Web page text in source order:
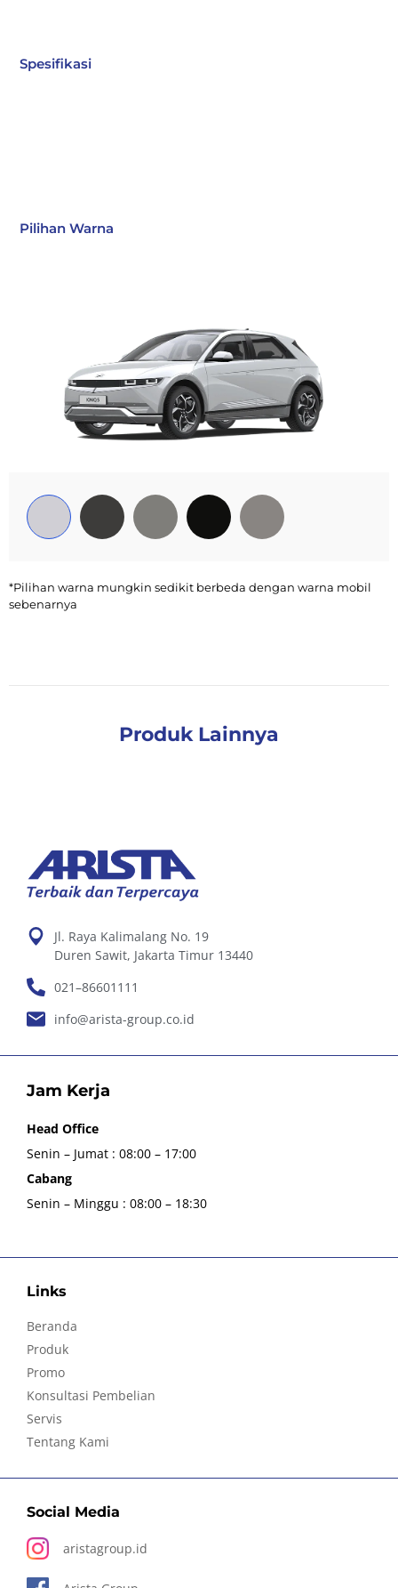
Spesifikasi
Pilihan Warna
*Pilihan warna mungkin sedikit berbeda dengan warna mobil
sebenarnya
Produk Lainnya
Jl. Raya Kalimalang No. 19
Duren Sawit, Jakarta Timur 13440
021–86601111
info@arista-group.co.id
Jam Kerja
Head Office
Senin – Jumat : 08:00 – 17:00
Cabang
Senin – Minggu : 08:00 – 18:30
Links
Beranda
Produk
Promo
Konsultasi Pembelian
Servis
Tentang Kami
Social Media
aristagroup.id